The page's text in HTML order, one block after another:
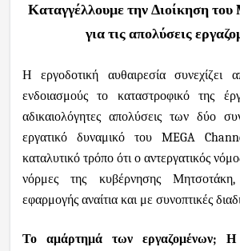
Καταγγέλλουμε την Διοίκηση του
για τις απολύσεις
Η εργοδοτική αυθαιρεσία συνεχίζει
ενδοιασμούς το καταστροφικό της
αδικαιολόγητες απολύσεις των δύο
εργατικό δυναμικό του MEGA
καταλυτικό τρόπο ότι ο αντεργατικός
νόρμες της κυβέρνησης
εφαρμογής αναίτια και με συνοπτικές
Το αμάρτημά των εργαζομένων; Η